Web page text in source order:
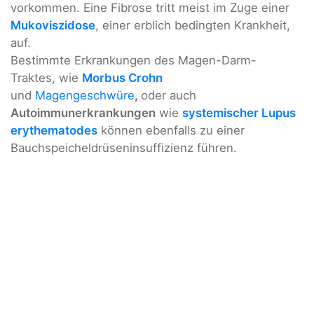
vorkommen. Eine Fibrose tritt meist im Zuge einer
Mukoviszidose, einer erblich bedingten Krankheit,
auf.
Bestimmte Erkrankungen des Magen-Darm-
Traktes, wie Morbus Crohn
und Magengeschwüre, oder auch
Autoimmunerkrankungen wie systemischer Lupus
erythematodes können ebenfalls zu einer
Bauchspeicheldrüseninsuffizienz führen.